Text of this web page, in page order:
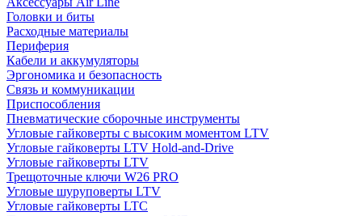
Головки и биты
Расходные материалы
Периферия
Кабели и аккумуляторы
Эргономика и безопасность
Связь и коммуникации
Приспособления
Пневматические сборочные инструменты
Угловые гайковерты с высоким моментом LTV
Угловые гайковерты LTV Hold-and-Drive
Угловые гайковерты LTV
Трещоточные ключи W26 PRO
Угловые шуруповерты LTV
Угловые гайковерты LTC